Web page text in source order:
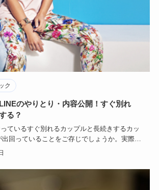
ク
のやりとり・内容公開！すぐ別れ
る？
ているすぐ別れるカップルと長続きするカッ
出回っていることをご存じでしょうか。実際に